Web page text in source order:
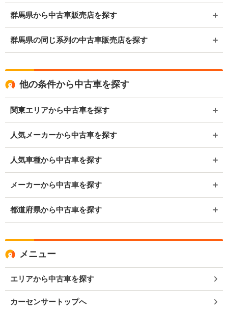
群馬県から中古車販売店を探す
群馬県の同じ系列の中古車販売店を探す
他の条件から中古車を探す
関東エリアから中古車を探す
人気メーカーから中古車を探す
人気車種から中古車を探す
メーカーから中古車を探す
都道府県から中古車を探す
メニュー
エリアから中古車を探す
カーセンサートップへ